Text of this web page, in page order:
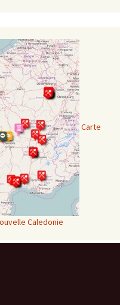
Carte
Caledonie